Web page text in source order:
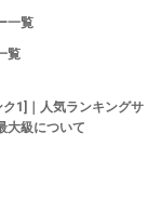
一覧
覧
ク1]｜人気ランキングサ
大級について